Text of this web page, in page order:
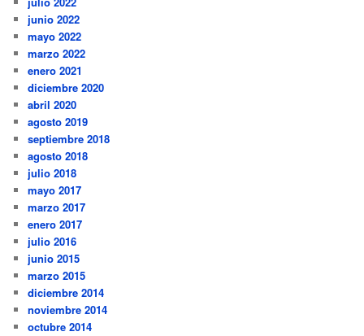
junio 2022
mayo 2022
marzo 2022
enero 2021
diciembre 2020
abril 2020
agosto 2019
septiembre 2018
agosto 2018
julio 2018
mayo 2017
marzo 2017
enero 2017
julio 2016
junio 2015
marzo 2015
diciembre 2014
noviembre 2014
octubre 2014